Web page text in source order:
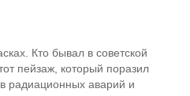
Кто бывал в советской
пейзаж, который поразил
радиационных аварий и